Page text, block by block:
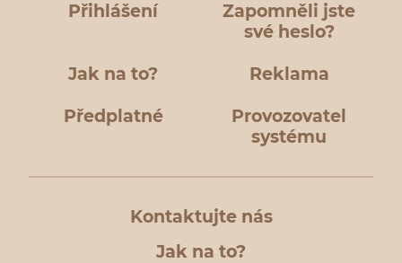
Přihlášení
Zapomněli jste
své heslo?
Jak na to? Reklama
Předplatné
Provozovatel
systému
Kontaktujte nás
Jak na to?